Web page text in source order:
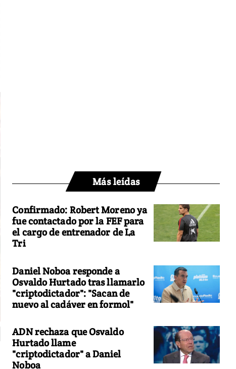
Más leídas
Confirmado: Robert Moreno ya
fue contactado por la FEF para
el cargo de entrenador de La
Tri
Daniel Noboa responde a
Osvaldo Hurtado tras llamarlo
"criptodictador": "Sacan de
nuevo al cadáver en formol"
ADN rechaza que Osvaldo
Hurtado llame
"criptodictador" a Daniel
Noboa